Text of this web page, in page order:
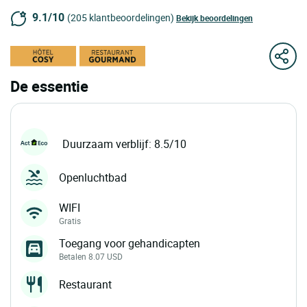
9.1/10 (205 klantbeoordelingen) Bekijk beoordelingen
De essentie
Duurzaam verblijf: 8.5/10
Openluchtbad
WIFI
Gratis
Toegang voor gehandicapten
Betalen 8.07 USD
Restaurant